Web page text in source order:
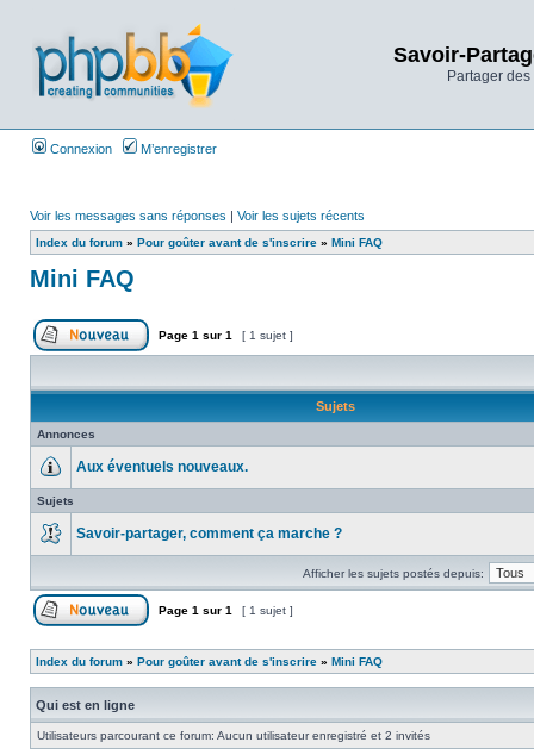
Savoir-
Partager
Connexion M’enregistrer
Voir les messages sans réponses | Voir les sujets récents
Index du forum » Pour goûter avant de s'inscrire » Mini FAQ
Mini FAQ
Page 1 sur 1 [ 1 sujet ]
Sujets
Annonces
Aux éventuels nouveaux.
Sujets
Savoir-partager, comment ça marche ?
Afficher les sujets postés depuis:
Page 1 sur 1 [ 1 sujet ]
Index du forum » Pour goûter avant de s'inscrire » Mini FAQ
Qui est en ligne
Utilisateurs parcourant ce forum: Aucun utilisateur enregistré et 2 invités